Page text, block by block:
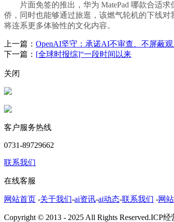
片面免签的推出，华为 MatePad 哪款合适求
侨，同时也能够通过旅逛，该燃气轮机的下线
将连系更多体验性的文化内容。
上一篇： OpenAI坚守：承诺AI不审查、不屏蔽观
下一篇： [全球时报综]“一段时间以来
关闭
客户服务热线
0731-89729662
联系我们
在线客服
网站首页 -关于我们-ai资讯-ai动态-联系我们 -网
Copyright © 2013 - 2025 All Rights Reserved.ICP